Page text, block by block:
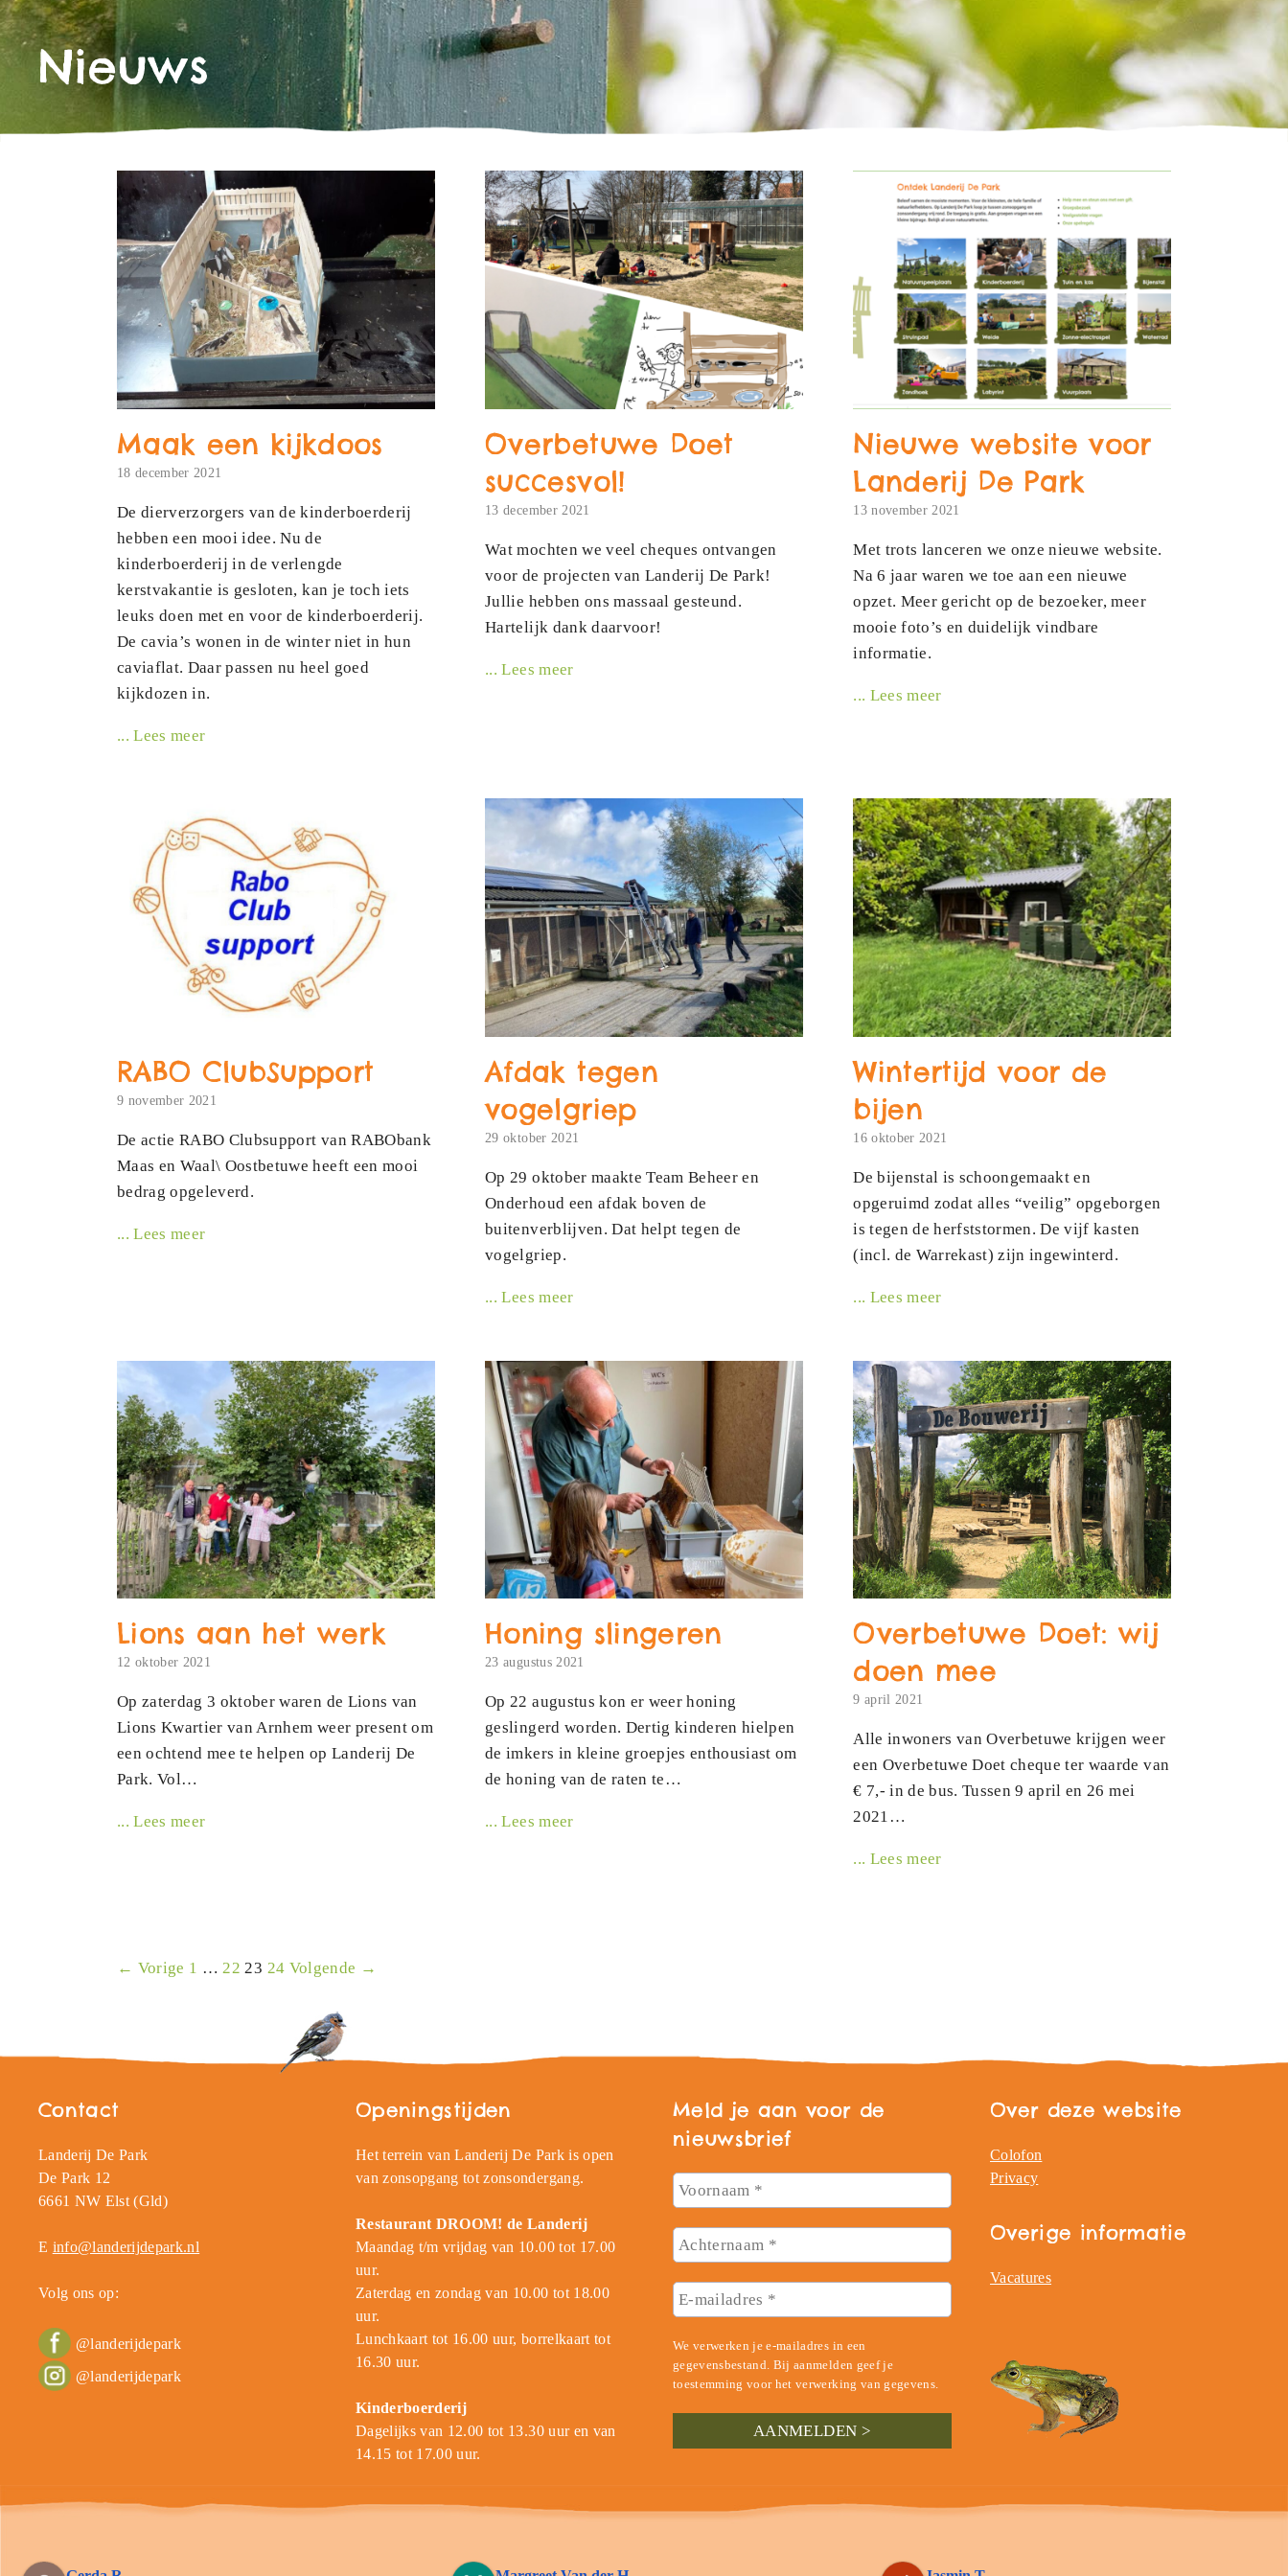
Nieuws
Maak een kijkdoos
18 december 2021
De dierverzorgers van de kinderboerderij
hebben een mooi idee. Nu de
kinderboerderij in de verlengde
kerstvakantie is gesloten, kan je toch iets
leuks doen met en voor de kinderboerderij.
De cavia’s wonen in de winter niet in hun
caviaflat. Daar passen nu heel goed
kijkdozen in.
... Lees meer
Overbetuwe Doet
succesvol!
13 december 2021
Wat mochten we veel cheques ontvangen
voor de projecten van Landerij De Park!
Jullie hebben ons massaal gesteund.
Hartelijk dank daarvoor!
... Lees meer
Nieuwe website voor
Landerij De Park
13 november 2021
Met trots lanceren we onze nieuwe website.
Na 6 jaar waren we toe aan een nieuwe
opzet. Meer gericht op de bezoeker, meer
mooie foto’s en duidelijk vindbare
informatie.
... Lees meer
RABO ClubSupport
9 november 2021
De actie RABO Clubsupport van RABObank
Maas en Waal\ Oostbetuwe heeft een mooi
bedrag opgeleverd.
... Lees meer
Afdak tegen
vogelgriep
29 oktober 2021
Op 29 oktober maakte Team Beheer en
Onderhoud een afdak boven de
buitenverblijven. Dat helpt tegen de
vogelgriep.
... Lees meer
Wintertijd voor de
bijen
16 oktober 2021
De bijenstal is schoongemaakt en
opgeruimd zodat alles “veilig” opgeborgen
is tegen de herfststormen. De vijf kasten
(incl. de Warrekast) zijn ingewinterd.
... Lees meer
Lions aan het werk
12 oktober 2021
Op zaterdag 3 oktober waren de Lions van
Lions Kwartier van Arnhem weer present om
een ochtend mee te helpen op Landerij De
Park. Vol…
... Lees meer
Honing slingeren
23 augustus 2021
Op 22 augustus kon er weer honing
geslingerd worden. Dertig kinderen hielpen
de imkers in kleine groepjes enthousiast om
de honing van de raten te…
... Lees meer
Overbetuwe Doet: wij
doen mee
9 april 2021
Alle inwoners van Overbetuwe krijgen weer
een Overbetuwe Doet cheque ter waarde van
€ 7,- in de bus. Tussen 9 april en 26 mei
2021…
... Lees meer
← Vorige 1 … 22 23 24 Volgende →
Contact
Landerij De Park
De Park 12
6661 NW Elst (Gld)
E info@landerijdepark.nl
Volg ons op:
@landerijdepark
@landerijdepark
Openingstijden
Het terrein van Landerij De Park is open
van zonsopgang tot zonsondergang.
Restaurant DROOM! de Landerij
Maandag t/m vrijdag van 10.00 tot 17.00
uur.
Zaterdag en zondag van 10.00 tot 18.00
uur.
Lunchkaart tot 16.00 uur, borrelkaart tot
16.30 uur.
Kinderboerderij
Dagelijks van 12.00 tot 13.30 uur en van
14.15 tot 17.00 uur.
Meld je aan voor de
nieuwsbrief
We verwerken je e-mailadres in een
gegevensbestand. Bij aanmelden geef je
toestemming voor het verwerking van gegevens.
Over deze website
Colofon
Privacy
Overige informatie
Vacatures